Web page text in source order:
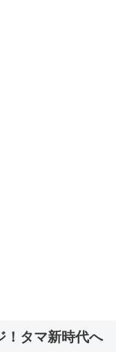
！タマ新時代へ